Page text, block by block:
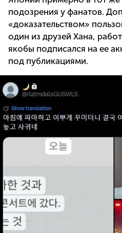
подозрения у фанатов.
«доказательством»
один из друзей Хана,
якобы подписался на ее
под публикациями.